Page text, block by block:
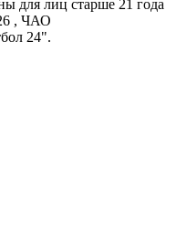
для лиц старше 21 года
, ЧАО
24".